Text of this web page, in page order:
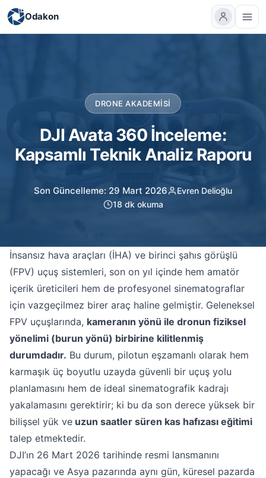
Odakon
DRONE AKADEMISI
DJI Avata 360 İnceleme:
Kapsamlı Teknik Analiz Raporu
Son Güncelleme: 29 Mart 2026
Evren Delioğlu
18 dk okuma
İnsansız hava araçları (İHA) ve birinci şahıs görüşlü
(FPV) uçuş sistemleri, son on yıl içinde hem amatör
içerik üreticileri hem de profesyonel sinematograflar
için vazgeçilmez birer araç haline gelmiştir. Geleneksel
FPV uçuşlarında, kameranın yönü ile dronun fiziksel
yönelimi (burun yönü) birbirine kilitlenmiş
durumdadır. Bu durum, pilotun eşzamanlı olarak hem
karmaşık üç boyutlu uzayda güvenli bir uçuş yolu
planlamasını hem de ideal sinematografik kadrajı
yakalamasını gerektirir; ki bu da son derece yüksek bir
bilişsel yük ve uzun saatler süren kas hafızası eğitimi
talep etmektedir.
DJI’ın 26 Mart 2026 tarihinde resmi lansmanını
yapacağı ve Asya pazarında aynı gün, küresel pazarda